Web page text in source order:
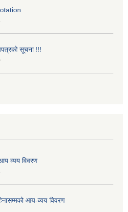
सूचना !!!
व्यय विवरण
आय-व्यय विवरण